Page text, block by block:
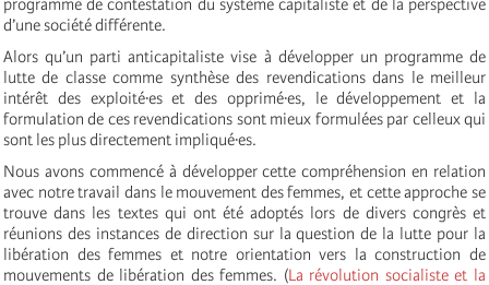
programme de contestation du système capitaliste et de la perspective
d’une société différente.
Alors qu’un parti anticapitaliste vise à développer un programme de
lutte de classe comme synthèse des revendications dans le meilleur
intérêt des exploité·es et des opprimé·es, le développement et la
formulation de ces revendications sont mieux formulées par celleux qui
sont les plus directement impliqué·es.
Nous avons commencé à développer cette compréhension en relation
avec notre travail dans le mouvement des femmes, et cette approche se
trouve dans les textes qui ont été adoptés lors de divers congrès et
réunions des instances de direction sur la question de la lutte pour la
libération des femmes et notre orientation vers la construction de
mouvements de libération des femmes. (La révolution socialiste et la